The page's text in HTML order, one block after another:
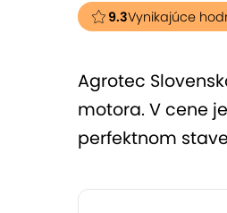
9.3Vynikajúce
Agrotec
motora. V cene
perfektnom